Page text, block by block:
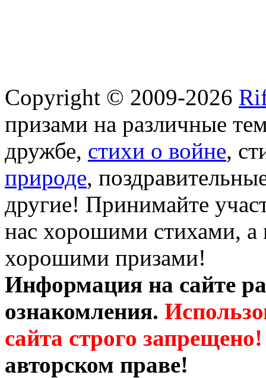
Copyright © 2009-2026
призами на различные
дружбе, стихи о войне,
природе,
другие! Принимайте
нас хорошими стихами, а
хорошими призами!
Информация на сайте
ознакомления.
сайта строго запрещено!
авторском праве!